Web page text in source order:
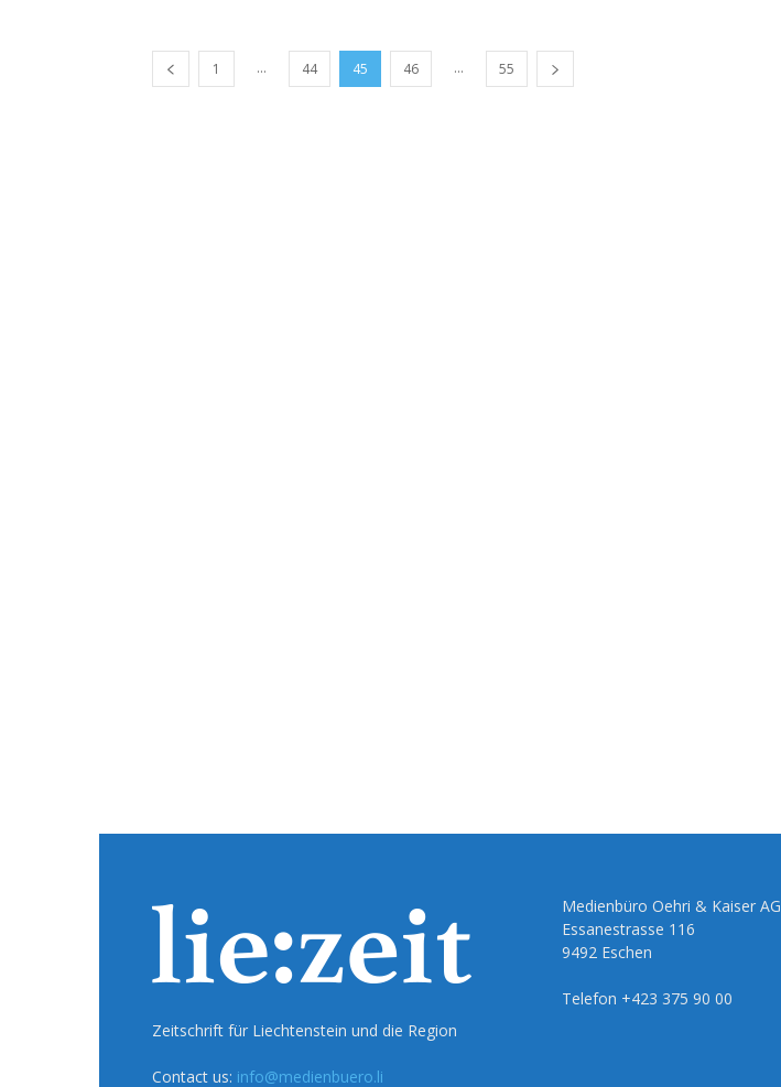
1 ... 44 45 46 ... 55
Zeitschrift für Liechtenstein und die Region
Contact us: info@medienbuero.li
Medienbüro Oehri & Kaiser AG
Essanestrasse 116
9492 Eschen
Telefon +423 375 90 00